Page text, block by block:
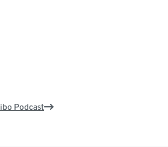
Podcast